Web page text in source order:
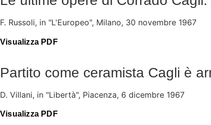
F. Russoli, in "L'Europeo", Milano, 30 novembre 1967
Visualizza PDF
Partito come ceramista Cagli è
D. Villani, in "Libertà", Piacenza, 6 dicembre 1967
Visualizza PDF